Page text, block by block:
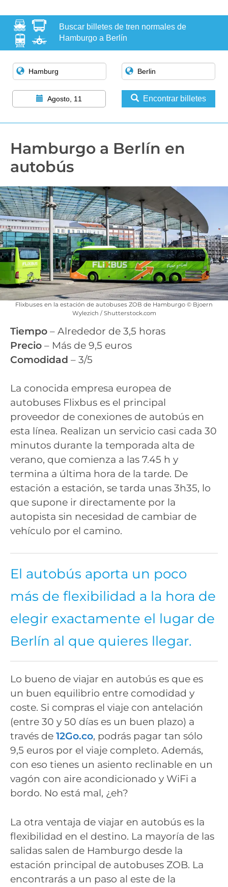
Buscar billetes de tren normales de
Hamburgo a Berlín
Agosto, 11 Encontrar billetes
Hamburgo a Berlín en
autobús
Flixbuses en la estación de autobuses ZOB de Hamburgo © Bjoern
Wylezich / Shutterstock.com
Tiempo – Alrededor de 3,5 horas
Precio – Más de 9,5 euros
Comodidad – 3/5
La conocida empresa europea de
autobuses Flixbus es el principal
proveedor de conexiones de autobús en
esta línea. Realizan un servicio casi cada 30
minutos durante la temporada alta de
verano, que comienza a las 7.45 h y
termina a última hora de la tarde. De
estación a estación, se tarda unas 3h35, lo
que supone ir directamente por la
autopista sin necesidad de cambiar de
vehículo por el camino.
El autobús aporta un poco
más de flexibilidad a la hora de
elegir exactamente el lugar de
Berlín al que quieres llegar.
Lo bueno de viajar en autobús es que es
un buen equilibrio entre comodidad y
coste. Si compras el viaje con antelación
(entre 30 y 50 días es un buen plazo) a
través de 12Go.co, podrás pagar tan sólo
9,5 euros por el viaje completo. Además,
con eso tienes un asiento reclinable en un
vagón con aire acondicionado y WiFi a
bordo. No está mal, ¿eh?
La otra ventaja de viajar en autobús es la
flexibilidad en el destino. La mayoría de las
salidas salen de Hamburgo desde la
estación principal de autobuses ZOB. La
encontrarás a un paso al este de la